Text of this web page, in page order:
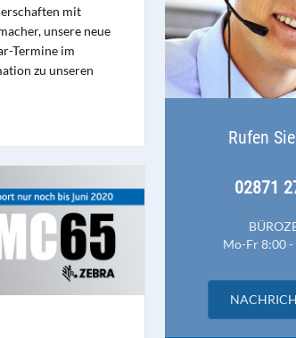
mit
unsere neue
Termine im
zu unseren
Rufen
02871
Mo-Fr 8:00